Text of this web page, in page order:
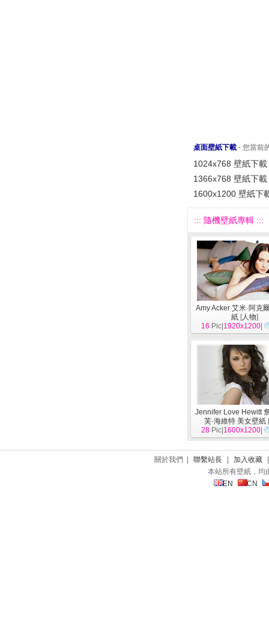
桌面壁紙下載 - 您當前
1024x768 壁紙下載
1366x768 壁紙下載
1600x1200 壁紙下
::: 隨機壁紙專輯 :::
Amy Acker 艾米·阿克
紙 [人物]
16 Pic| 1920x1200
Jennifer Love Hewitt
芙·海維特 美女壁紙
28 Pic| 1600x1200
關於我們 | 聯繫站長 加入收藏
本站所有壁紙，均
EN
CN